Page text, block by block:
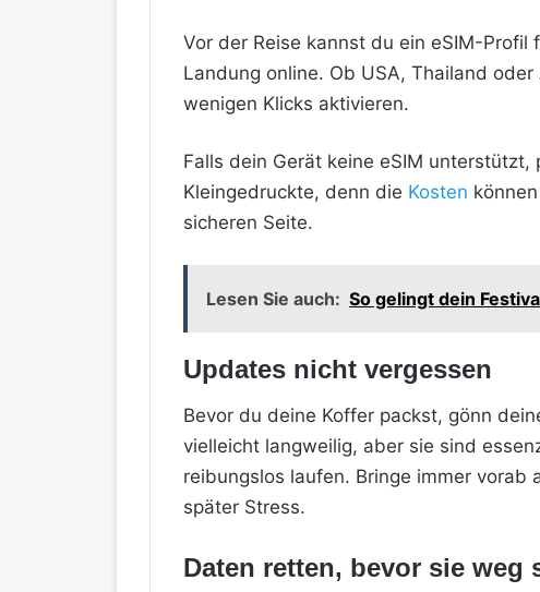
Vor der Reise kannst du ein eSIM-
Landung online. Ob USA, Thailand
wenigen Klicks aktivieren.
Falls dein Gerät keine eSIM
Kleingedruckte, denn die Kosten
sicheren Seite.
Lesen Sie auch: So gelingt dein
Updates nicht vergessen
Bevor du deine Koffer packst, gönn
vielleicht langweilig, aber sie sind
reibungslos laufen. Bringe immer
später Stress.
Daten retten, bevor sie weg